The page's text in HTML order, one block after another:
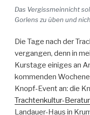
Das Vergissmeinnicht
Gorlens zu üben und
Die Tage nach der
vergangen, denn in
Kurstage einiges an
kommenden
Knopf-Event an: die
Trachtenkultur-
Landauer-Haus in